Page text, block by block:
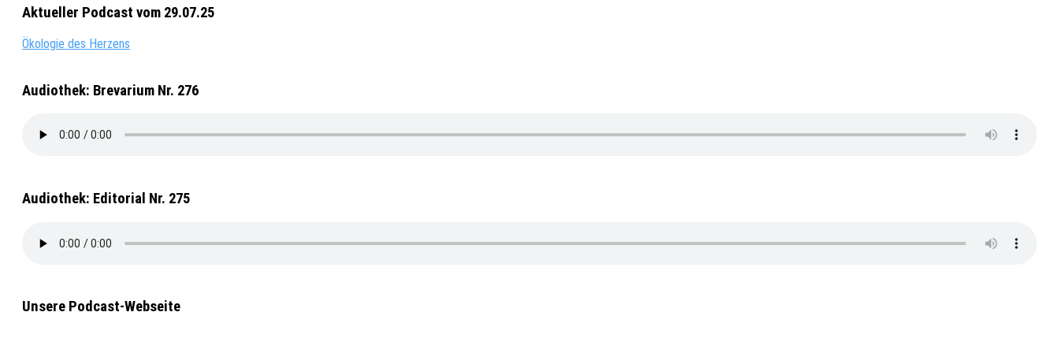
Aktueller Podcast vom 29.07.25
Ökologie des Herzens
Audiothek: Brevarium Nr. 276
Audiothek: Editorial Nr. 275
Unsere Podcast-Webseite